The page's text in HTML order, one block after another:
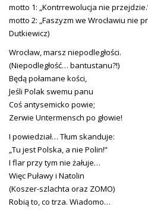
motto 1: „Kontrrewolucja nie
motto 2: „Faszyzm we Wrocławiu nie
Dutkiewicz)
Wrocław, marsz niepodległości.
(Niepodległość… bantustanu?!)
Będą połamane kości,
Jeśli Polak swemu panu
Coś antysemicko powie;
Zerwie Untermensch po głowie!
I powiedział… Tłum skanduje:
„Tu jest Polska, a nie Polin!”
I flar przy tym nie żałuje…
Więc Puławy i Natolin
(Koszer-szlachta oraz ZOMO)
Robią to, co trza. Wiadomo…